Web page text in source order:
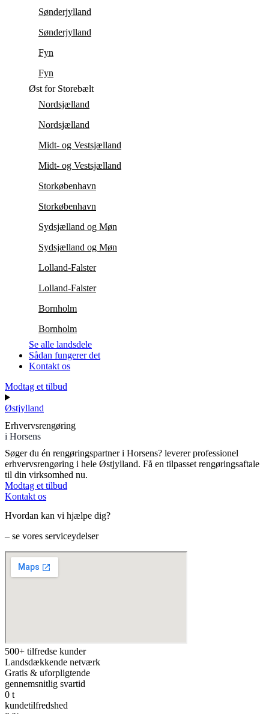
Sønderjylland
Sønderjylland
Fyn
Fyn
Øst for Storebælt
Nordsjælland
Nordsjælland
Midt- og Vestsjælland
Midt- og Vestsjælland
Storkøbenhavn
Storkøbenhavn
Sydsjælland og Møn
Sydsjælland og Møn
Lolland-Falster
Lolland-Falster
Bornholm
Bornholm
Se alle landsdele
Sådan fungerer det
Kontakt os
Modtag et tilbud
Østjylland
Erhvervsrengøring
i Horsens
Søger du én rengøringspartner i Horsens? leverer professionel
erhvervsrengøring i hele Østjylland. Få en tilpasset rengøringsaftale
til din virksomhed nu.
Modtag et tilbud
Kontakt os
Hvordan kan vi hjælpe dig?
– se vores serviceydelser
500+ tilfredse kunder
Landsdækkende netværk
Gratis & uforpligtende
gennemsnitlig svartid
0 t
kundetilfredshed